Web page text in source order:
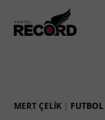
MERT ÇELIK | FUTBOL